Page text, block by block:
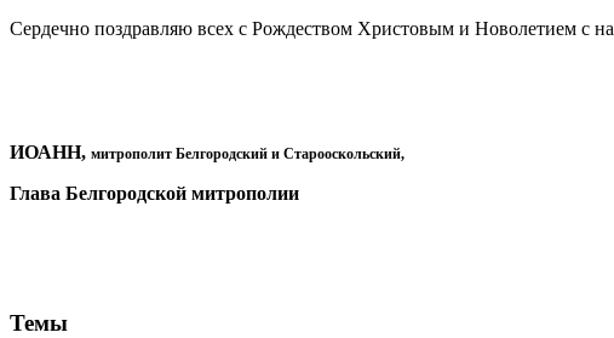
Сердечно поздравляю всех с Рождеством Христовым и Новолетием с
ИОАНН, митрополит Белгородский и Старооскольский,
Глава Белгородской митрополии
Темы